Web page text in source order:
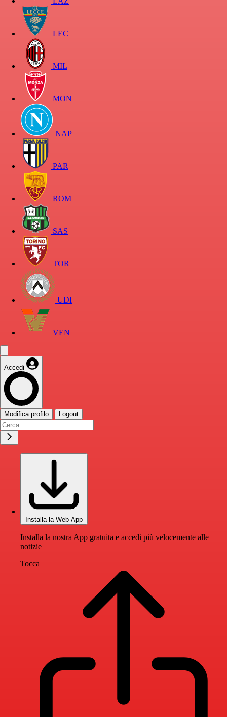
LEC
MIL
MON
NAP
PAR
ROM
SAS
TOR
UDI
VEN
Accedi
Modifica profilo Logout
Installa la Web App
Installa la nostra App gratuita e accedi più velocemente alle
notizie
Tocca